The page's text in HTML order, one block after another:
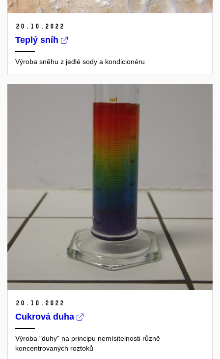
20. 10. 2022
Teplý sníh
Výroba sněhu z jedlé sody a kondicionéru
20. 10. 2022
Cukrová duha
Výroba "duhy" na principu nemísitelnosti různě
koncentrovaných roztoků